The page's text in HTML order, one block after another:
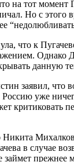
на тот момент
Но с этого
что к
Однако
данную
заявил, что
Россию уже
критиковать
Михалков
в случае
займет прежнее